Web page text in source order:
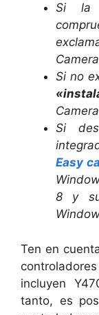
Si la
Si no
Si
Easy
8 y
Ten en
incluyen
tanto, es